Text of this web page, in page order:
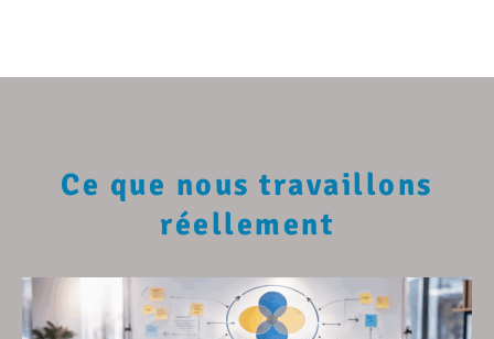
Ce que nous travaillons
réellement